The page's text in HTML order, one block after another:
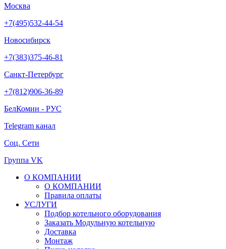
Москва
+7(495)532-44-54
Новосибирск
+7(383)375-46-81
Санкт-Петербург
+7(812)906-36-89
БелКомин - РУС
Telegram канал
Соц. Сети
Группа VK
О КОМПАНИИ
О КОМПАНИИ
Правила оплаты
УСЛУГИ
Подбор котельного оборудования
Заказать Модульную котельную
Доставка
Монтаж